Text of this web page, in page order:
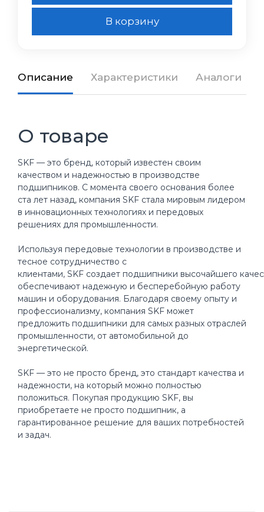
В корзину
Описание Характеристики Аналоги
О товаре
SKF — это бренд, который известен своим
качеством и надежностью в производстве
подшипников. С момента своего основания более
ста лет назад, компания SKF стала мировым лидером
в инновационных технологиях и передовых
решениях для промышленности.
Используя передовые технологии в производстве и
тесное сотрудничество с
клиентами, SKF создает подшипники высочайшего
обеспечивают надежную и бесперебойную работу
машин и оборудования. Благодаря своему опыту и
профессионализму, компания SKF может
предложить подшипники для самых разных отраслей
промышленности, от автомобильной до
энергетической.
SKF — это не просто бренд, это стандарт качества и
надежности, на который можно полностью
положиться. Покупая продукцию SKF, вы
приобретаете не просто подшипник, а
гарантированное решение для ваших потребностей
и задач.